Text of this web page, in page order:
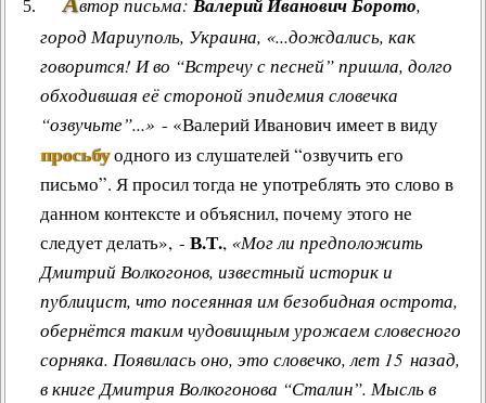
Валерий Иванович Борото
город Мариуполь, Украина, «...дождались, как
говорится! И во “Встречу с песней” пришла, долго
обходившая её стороной эпидемия словечка
“озвучьте”...» - «Валерий Иванович имеет в виду
просьбуодного из слушателей “озвучить его
письмо”. Я просил тогда не употреблять это слово в
данном контексте и объяснил, почему этого не
следует делать», - В.Т., «Мог ли предположить
Дмитрий Волкогонов, известный историк и
публицист, что посеянная им безобидная острота,
обернётся таким чудовищным урожаем словесного
сорняка. Появилась оно, это словечко, лет 15 назад,
в книге Дмитрия Волкогонова “Сталин”. Мысль в